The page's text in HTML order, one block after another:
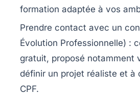
formation adaptée à vos
Prendre contact avec un
Évolution Professionnelle) :
gratuit, proposé notamment
définir un projet réaliste et à
CPF.